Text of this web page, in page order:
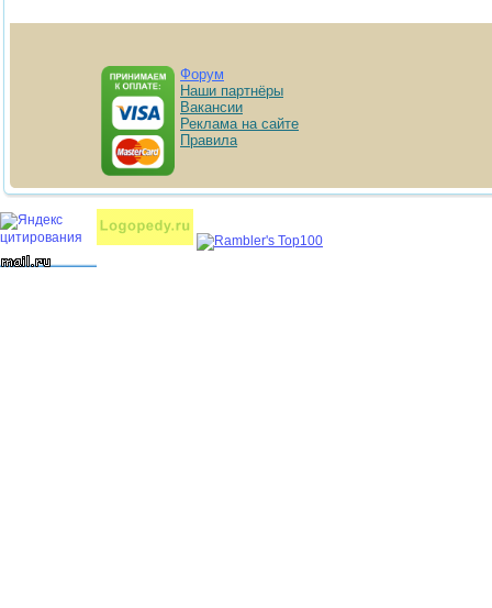
Форум
Наши партнёры
Вакансии
Реклама на сайте
Правила